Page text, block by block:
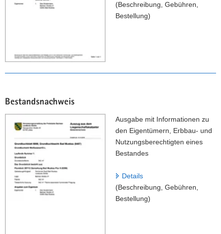
(Beschreibung, Gebühren,
Bestellung)
Bestandsnachweis
Ausgabe mit Informationen zu
den Eigentümern, Erbbau- und
Nutzungsberechtigten eines
Bestandes
Details
(Beschreibung, Gebühren,
Bestellung)